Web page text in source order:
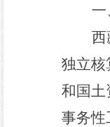
一
西
独立核
和国土
事务性